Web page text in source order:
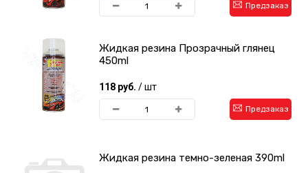
Предзаказ
Жидкая резина Прозрачный глянец
450ml
118 руб. / шт
Предзаказ
Жидкая резина темно-зеленая 390ml